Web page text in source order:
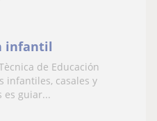
infantil
de Educación
infantiles, casales y
es guiar...